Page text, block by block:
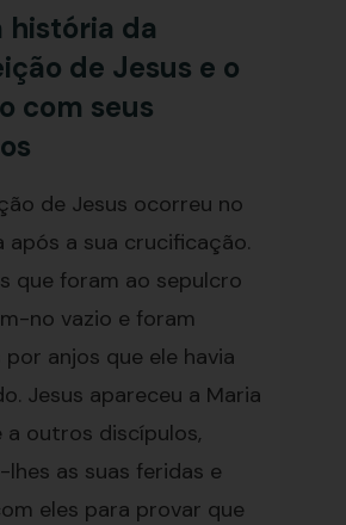
história da
de Jesus e o
com seus
de Jesus ocorreu no
após a sua crucificação.
que foram ao sepulcro
no vazio e foram
anjos que ele havia
Jesus apareceu a Maria
a outros discípulos,
as suas feridas e
eles para provar que